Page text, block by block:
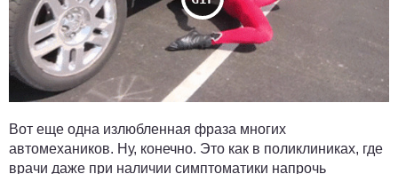
Вот еще одна излюбленная фраза многих
автомехаников. Ну, конечно. Это как в поликлиниках, где
врачи даже при наличии симптоматики напрочь